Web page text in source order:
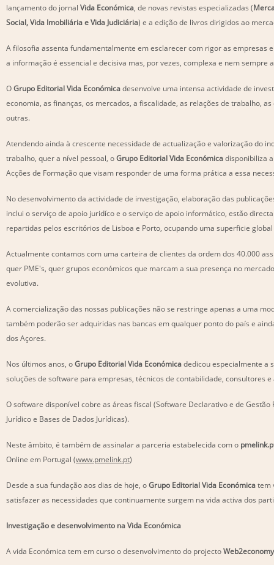
lançamento do jornal Vida Económica, de novas revistas especializadas (
Social, Vida Imobiliária e Vida Judiciária) e a edição de livros dirigidos ao
A filosofia assenta fundamentalmente em esclarecer com rigor as empresas
a informação é essencial e decisiva mas, por vezes, complexa e nem sempre
OGrupo Editorial Vida Económicadesenvolve uma intensa actividade de
economia, as finanças, os mercados, a fiscalidade, as relações de trabalho,
outras.
Atendendo ainda à crescente necessidade de actualização e valorização do
trabalho, quer a nível pessoal, oGrupo Editorial Vida Económicadisponibiliza
Acções de Formação que visam responder de uma forma prática a essa
No desenvolvimento da actividade de investigação, elaboração das
inclui o serviço de apoio juridíco e o serviço de apoio informático, estão
repartidas pelos escritórios de Lisboa e Porto, ocupando uma superficie global
Actualmente contamos com uma carteira de clientes da ordem dos 40.000
quer PME's, quer grupos económicos que marcam a sua presença no
evolutiva.
A comercialização das nossas publicações não se restringe apenas a uma
também poderão ser adquiridas nas bancas em qualquer ponto do país e
dos Açores.
Nos últimos anos, oGrupo Editorial Vida Económicadedicou especialmente a
soluções de software para empresas, técnicos de contabilidade, consultores e
O software disponível cobre as áreas fiscal (Software Declarativo e de Gestão
Jurídico e Bases de Dados Jurídicas).
Neste âmbito, é também de assinalar a parceria estabelecida com o
Online em Portugal (www.pmelink.pt)
Desde a sua fundação aos dias de hoje, oGrupo Editorial Vida Económicatem
satisfazer as necessidades que continuamente surgem na vida activa dos
Investigação e desenvolvimento na Vida Económica
A vida Económica tem em curso o desenvolvimento do projectoWeb2economy